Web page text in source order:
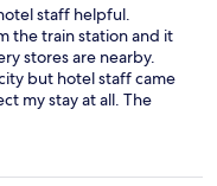
staff helpful.
the train station and it
stores are nearby.
but hotel staff came
my stay at all. The
windows that you